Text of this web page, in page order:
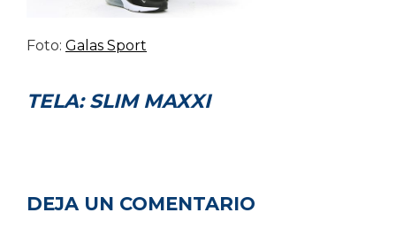
Foto: Galas Sport
TELA: SLIM MAXXI
DEJA UN COMENTARIO